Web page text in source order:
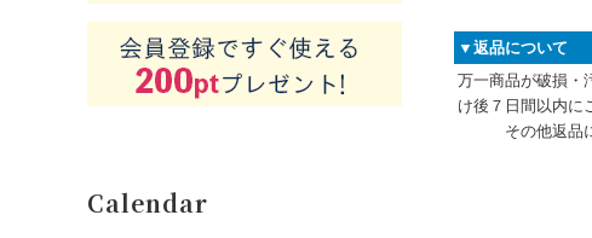
▼返品について
万一商品が破損・
け後７日間以内に
その他返品